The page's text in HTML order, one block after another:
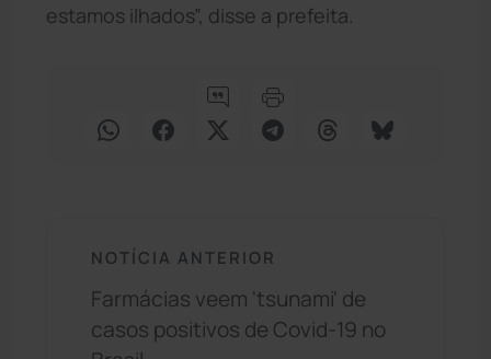
estamos ilhados”, disse a prefeita.
NOTÍCIA ANTERIOR
Farmácias veem 'tsunami' de
casos positivos de Covid-19 no